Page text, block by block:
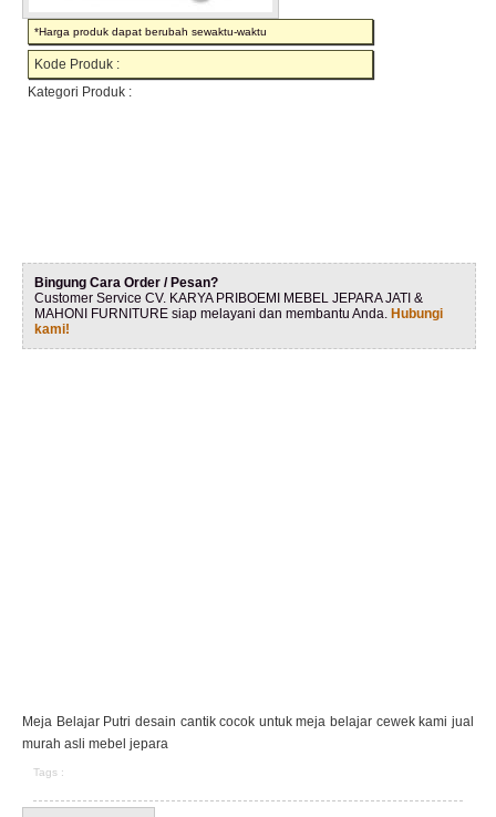
*Harga produk dapat berubah sewaktu-waktu
Kode Produk :
Kategori Produk :
Bingung Cara Order / Pesan?
Customer Service CV. KARYA PRIBOEMI MEBEL JEPARA JATI &
MAHONI FURNITURE siap melayani dan membantu Anda. Hubungi
kami!
Meja Belajar Putri desain cantik cocok untuk meja belajar cewek kami jual
murah asli mebel jepara
Tags :